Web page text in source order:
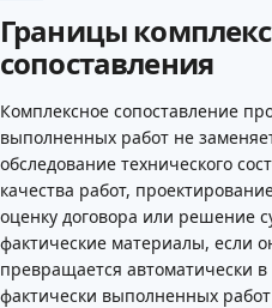
Границы
сопоставления
Комплексное сопоставление
выполненных работ не
обследование технического
качества работ,
оценку договора или решение
фактические материалы, если
превращается автоматически
фактически выполненных